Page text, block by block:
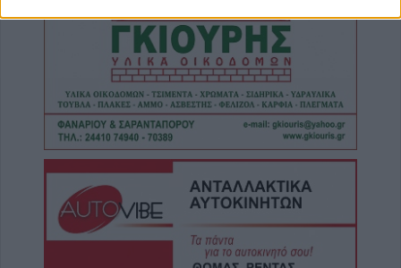
1ης Οκτωβρίου 2026
7 Αυγούστου 2026, 10:42
Ταϊλάνδη: Έφηβος σκότωσε παππού και
γιαγιά και εν συνεχεία 6 άτομα στο σχολείο
του
7 Αυγούστου 2026, 10:37
Δωρεάν κρατική αρωγή για την
αποκατάσταση ζημιών σε κτίρια που
επλήγησαν από το σεισμό της 12ης Μαρτίου
2026 στο Δήμο Αργιθέας